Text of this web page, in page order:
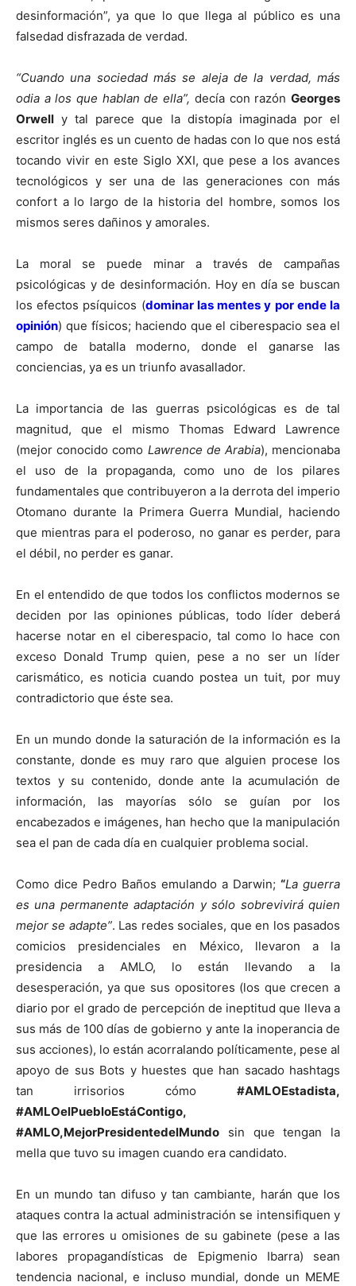
desinformación”, ya que lo que llega al público es una
falsedad disfrazada de verdad.
“Cuando una sociedad más se aleja de la verdad, más
odia a los que hablan de ella”, decía con razónGeorges
Orwell y tal parece que la distopía imaginada por el
escritor inglés es un cuento de hadas con lo que nos está
tocando vivir en este Siglo XXI, que pese a los avances
tecnológicos y ser una de las generaciones con más
confort a lo largo de la historia del hombre, somos los
mismos seres dañinos y amorales.
La moral se puede minar a través de campañas
psicológicas y de desinformación. Hoy en día se buscan
los efectos psíquicos (dominar las mentes y por ende la
opinión) que físicos; haciendo que el ciberespacio sea el
campo de batalla moderno, donde el ganarse las
conciencias, ya es un triunfo avasallador.
La importancia de las guerras psicológicas es de tal
magnitud, que el mismo Thomas Edward Lawrence
(mejor conocido como Lawrence de Arabia), mencionaba
el uso de la propaganda, como uno de los pilares
fundamentales que contribuyeron a la derrota del imperio
Otomano durante la Primera Guerra Mundial, haciendo
que mientras para el poderoso, no ganar es perder, para
el débil, no perder es ganar.
En el entendido de que todos los conflictos modernos se
deciden por las opiniones públicas, todo líder deberá
hacerse notar en el ciberespacio, tal como lo hace con
exceso Donald Trump quien, pese a no ser un líder
carismático, es noticia cuando postea un tuit, por muy
contradictorio que éste sea.
En un mundo donde la saturación de la información es la
constante, donde es muy raro que alguien procese los
textos y su contenido, donde ante la acumulación de
información, las mayorías sólo se guían por los
encabezados e imágenes, han hecho que la manipulación
sea el pan de cada día en cualquier problema social.
Como dice Pedro Baños emulando a Darwin; “La guerra
es una permanente adaptación y sólo sobrevivirá quien
mejor se adapte”. Las redes sociales, que en los pasados
comicios presidenciales en México, llevaron a la
presidencia a AMLO, lo están llevando a la
desesperación, ya que sus opositores (los que crecen a
diario por el grado de percepción de ineptitud que lleva a
sus más de 100 días de gobierno y ante la inoperancia de
sus acciones), lo están acorralando políticamente, pese al
apoyo de sus Bots y huestes que han sacado hashtags
tan irrisorios cómo #AMLOEstadista,
#AMLOelPuebloEstáContigo,
#AMLO,MejorPresidentedelMundo sin que tengan la
mella que tuvo su imagen cuando era candidato.
En un mundo tan difuso y tan cambiante, harán que los
ataques contra la actual administración se intensifiquen y
que las errores u omisiones de su gabinete (pese a las
labores propagandísticas de Epigmenio Ibarra) sean
tendencia nacional, e incluso mundial, donde un MEME